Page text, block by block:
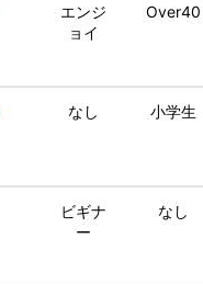
エンジ
ョイ
Over40
なし 小学生
ビギナ
ー
なし